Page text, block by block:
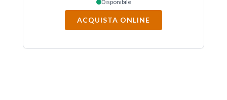
Disponibile
ACQUISTA ONLINE